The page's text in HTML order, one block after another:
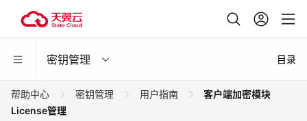
密钥管理 目录
帮助中心 密钥管理 用户指南
客户端加密模块
License管理